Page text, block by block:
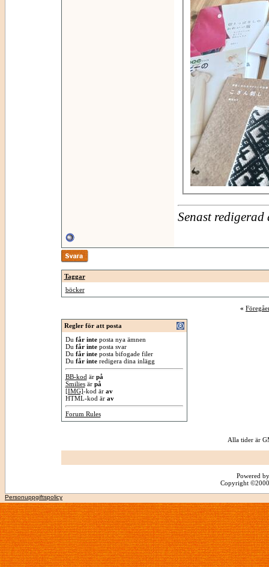
Senast
Taggar
böcker
«
Regler för att posta
Du får inteposta nya ämnen
Du får inteposta svar
Du får inteposta bifogade filer
Du får interedigera dina inlägg
BB-kod är på
Smiliesär på
[IMG]-kod är av
HTML-kod är av
Forum Rules
Alla tider är
Powered
Copyright
Personuppgiftspolicy